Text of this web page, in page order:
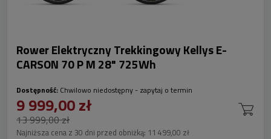
Rower Elektryczny Trekkingowy Kellys E-
CARSON 70 P M 28" 725Wh
Dostępność: Chwilowo niedostępny - zapytaj o termin
9 999,00 zł
13 999,00 zł
Najniższa cena z 30 dni przed obniżką: 11 499,00 zł